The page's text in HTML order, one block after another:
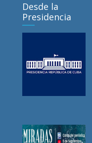
Desde la
Presidencia